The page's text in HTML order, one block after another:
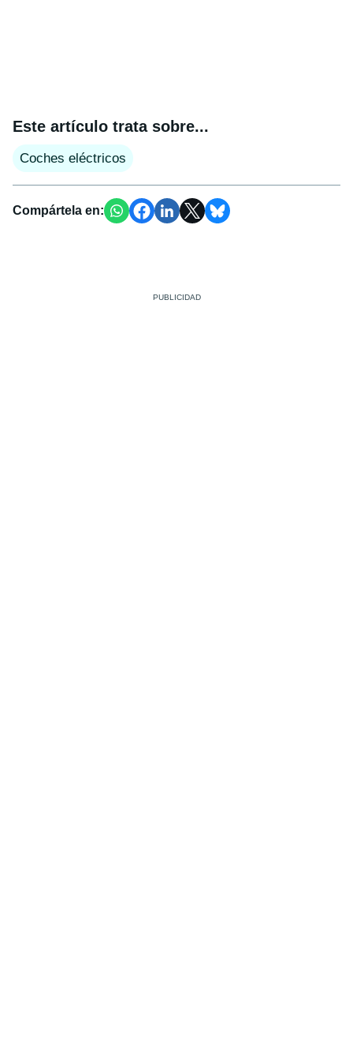
Este artículo trata sobre...
Coches eléctricos
Compártela en: